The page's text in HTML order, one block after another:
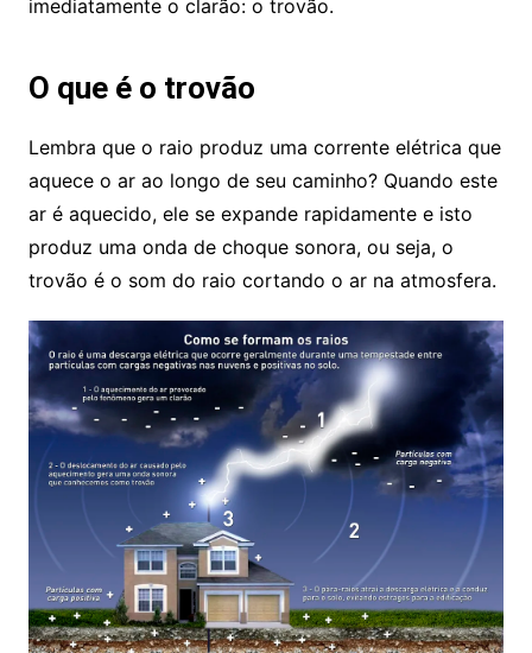
imediatamente o clarão: o trovão.
O que é o trovão
Lembra que o raio produz uma corrente elétrica que
aquece o ar ao longo de seu caminho? Quando este
ar é aquecido, ele se expande rapidamente e isto
produz uma onda de choque sonora, ou seja, o
trovão é o som do raio cortando o ar na atmosfera.